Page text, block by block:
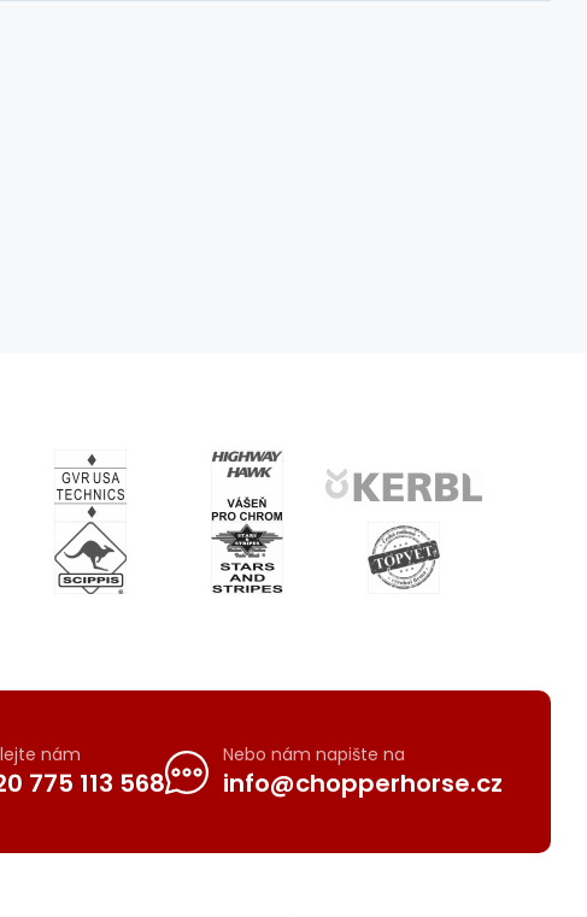
nám
775 113 568
Nebo nám napište na
info@chopperhorse.cz